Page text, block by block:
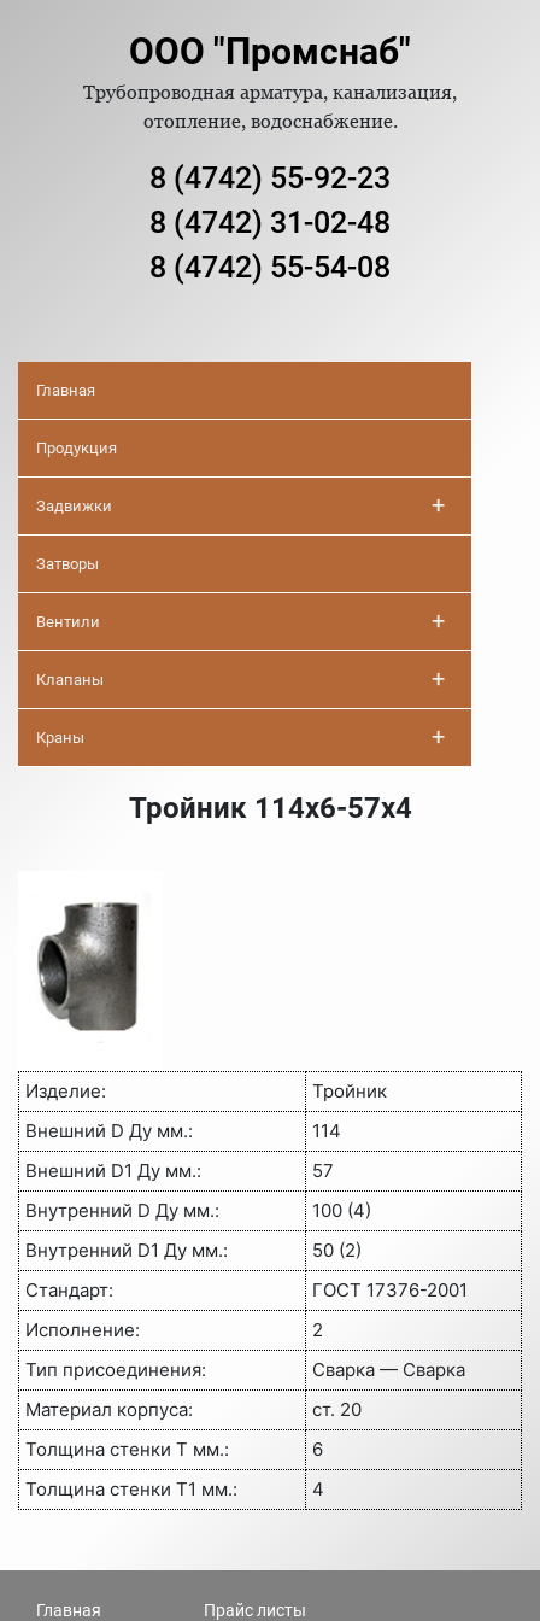
ООО "Промснаб"
Трубопроводная арматура, канализация,
отопление, водоснабжение.
8 (4742) 55-92-23
8 (4742) 31-02-48
8 (4742) 55-54-08
Главная
Продукция
Задвижки +
Затворы
Вентили +
Клапаны +
Краны +
Тройник 114х6-57х4
Изделие:
Тройник
Внешний D Ду мм.:
114
Внешний D1 Ду мм.:
57
Внутренний D Ду мм.:
100 (4)
Внутренний D1 Ду мм.:
50 (2)
Стандарт:
ГОСТ 17376-2001
Исполнение:
2
Тип присоединения:
Сварка — Сварка
Материал корпуса:
ст. 20
Толщина стенки Т мм.:
6
Толщина стенки Т1 мм.: 4
Главная Прайс листы